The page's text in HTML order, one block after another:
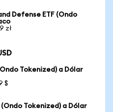
Defense ETF (Ondo
zł
Tokenized) a Dólar
$
Tokenized) a Dólar